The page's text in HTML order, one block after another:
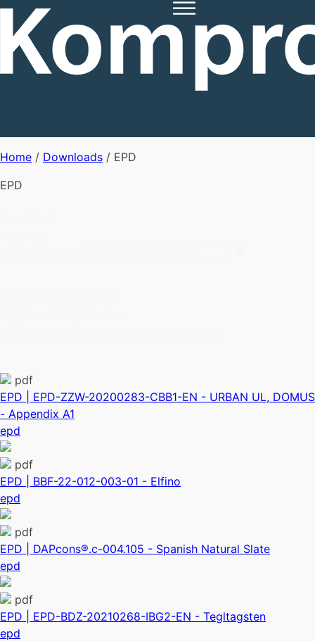
Home / Downloads / EPD
EPD
pdf
EPD | EPD-ZZW-20200283-CBB1-EN - URBAN UL, DOMUS
- Appendix A1
epd
pdf
EPD | BBF-22-012-003-01 - Elfino
epd
pdf
EPD | DAPcons®.c-004.105 - Spanish Natural Slate
epd
pdf
EPD | EPD-BDZ-20210268-IBG2-EN - Tegltagsten
epd